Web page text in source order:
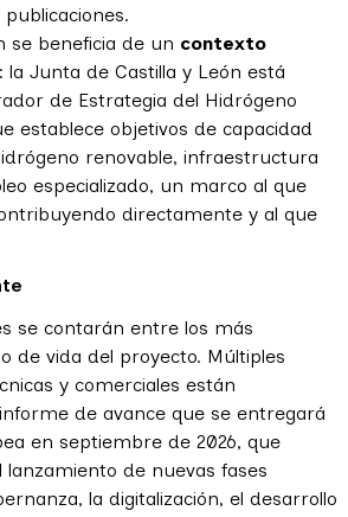
se beneficia de un contexto
: la Junta de Castilla y León está
de Estrategia del Hidrógeno
establece objetivos de capacidad
renovable, infraestructura
especializado, un marco al que
directamente y al que
se contarán entre los más
de vida del proyecto. Múltiples
y comerciales están
de avance que se entregará
en septiembre de 2026, que
de nuevas fases
la digitalización, el desarrollo